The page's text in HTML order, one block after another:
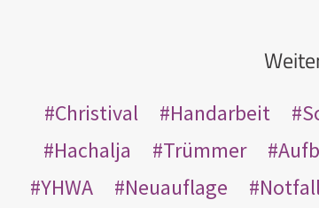
Christival Handarbeit
Hachalja
Trümmer
YHWA
Neuauflage